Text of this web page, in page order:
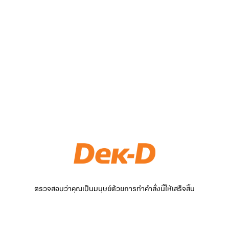
ตรวจสอบว่าคุณเป็นมนุษย์ด้วยการทำคำสั่งนี้ให้เสร็จสิ้น